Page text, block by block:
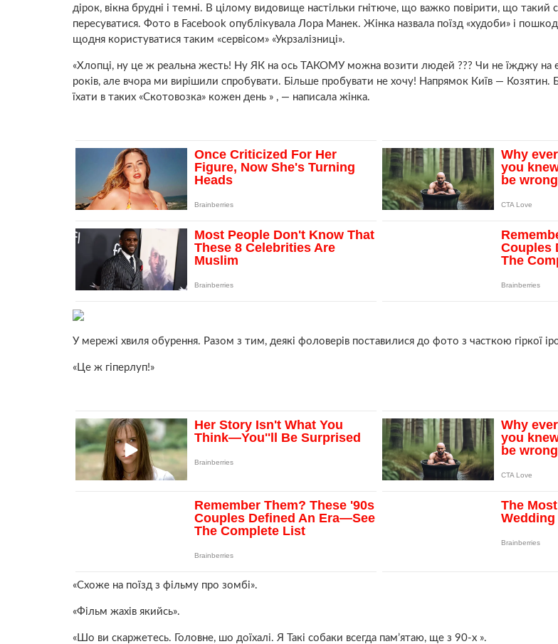
дірок, вікна брудні і темні. В цілому видовище настільки гнітюче, що важко повірити, що такий
пересуватися. Фото в Facebook опублікувала Лора Манек. Жінка назвала поїзд «худоби» і
щодня користуватися таким «сервісом» «Укрзалізниці».
«Хлопці, ну це ж реальна жесть! Ну ЯК на ось ТАКОМУ можна возити людей ??? Чи не їжджу на
років, але вчора ми вирішили спробувати. Більше пробувати не хочу! Напрямок Київ — Козятин.
їхати в таких «Скотовозка» кожен день » , — написала жінка.
У мережі хвиля обурення. Разом з тим, деякі фоловерів поставилися до фото з часткою гіркої
«Це ж гіперлуп!»
«Схоже на поїзд з фільму про зомбі».
«Фільм жахів якийсь».
«Шо ви скаржетесь. Головне, шо доїхалі. Я Такі собаки всегда пам’ятаю, ще з 90-х ».